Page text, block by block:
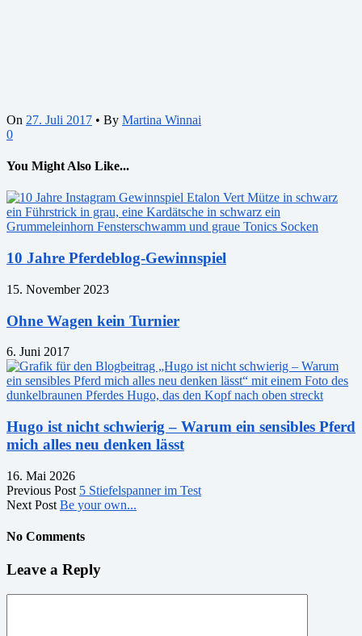
On 27. Juli 2017 • By Martina Winnai
0
You Might Also Like...
10 Jahre Pferdeblog-Gewinnspiel
15. November 2023
Ohne Wagen kein Turnier
6. Juni 2017
Hugo ist nicht schwierig – Warum ein sensibles Pferd
mich alles neu denken lässt
16. Mai 2026
Previous Post 5 Stiefelspanner im Test
Next Post Be your own...
No Comments
Leave a Reply